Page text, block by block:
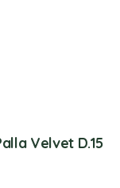
Velvet D.15